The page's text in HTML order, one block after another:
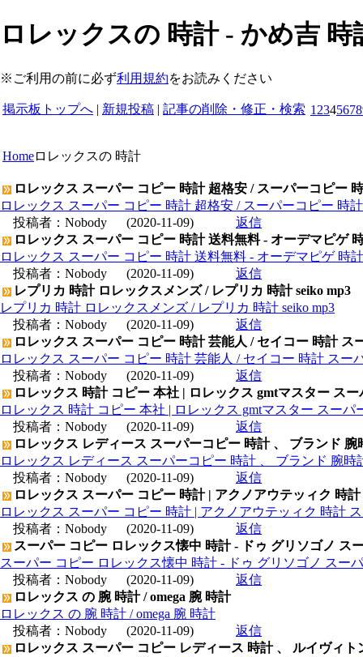
ロレックスの 時計 - かめ吉
※ご利用の前に必ず利用規約をお読みください
掲示板トップへ | 新規投稿 | 記事の削除・修正・検索 1 2345678
Homeロレックスの 時計
ロレックス スーパー コピー 時計 超格安 / スーパーコピー
ロレックス スーパー コピー 時計 超格安 / スーパーコピー 時
投稿者： Nobody (2020-11-09)
返信
ロレックス スーパー コピー 時計 送料無料 - オーデマピゲ
ロレックス スーパー コピー 時計 送料無料 - オーデマピゲ 時
投稿者： Nobody (2020-11-09)
返信
レプリカ 時計 ロレックスメンズ / レプリカ 時計 seiko mp3
レプリカ 時計 ロレックスメンズ / レプリカ 時計 seiko mp3
投稿者： Nobody (2020-11-09)
返信
ロレックス スーパー コピー 時計 芸能人 / セイコー 時計 ス
ロレックス スーパー コピー 時計 芸能人 / セイコー 時計 スー
投稿者： Nobody (2020-11-09)
返信
ロレックス 時計 コピー 本社 | ロレックス gmtマスター ス
ロレックス 時計 コピー 本社 | ロレックス gmtマスター スーパ
投稿者： Nobody (2020-11-09)
返信
ロレックス レディース スーパーコピー 時計 、 ブランド
ロレックス レディース スーパーコピー 時計 、 ブランド 腕時
投稿者： Nobody (2020-11-09)
返信
ロレックス スーパー コピー 時計 | アクノアウテッィク 時
ロレックス スーパー コピー 時計 | アクノアウテッィク 時計
投稿者： Nobody (2020-11-09)
返信
スーパー コピー ロレックス懐中 時計 - ドゥ グリソゴノ ス
スーパー コピー ロレックス懐中 時計 - ドゥ グリソゴノ スー
投稿者： Nobody (2020-11-09)
返信
ロレックス の 腕 時計 / omega 腕 時計
ロレックス の 腕 時計 / omega 腕 時計
投稿者： Nobody (2020-11-09)
返信
ロレックス スーパー コピー レディース 時計 、 ルイヴィ